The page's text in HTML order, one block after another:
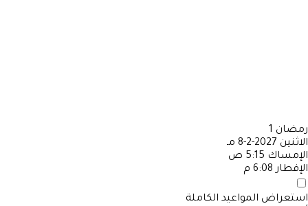
رمضان 1
الاثنين 2027-2-8 مـ
الإمساك 5:15 ص
الإفطار 6:08 م
استعراض المواعيد الكاملة